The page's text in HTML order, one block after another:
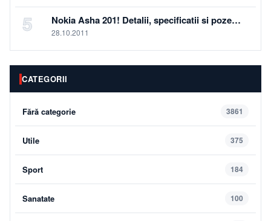
5 Nokia Asha 201! Detalii, specificatii si poze…
28.10.2011
CATEGORII
Fără categorie 3861
Utile 375
Sport 184
Sanatate 100